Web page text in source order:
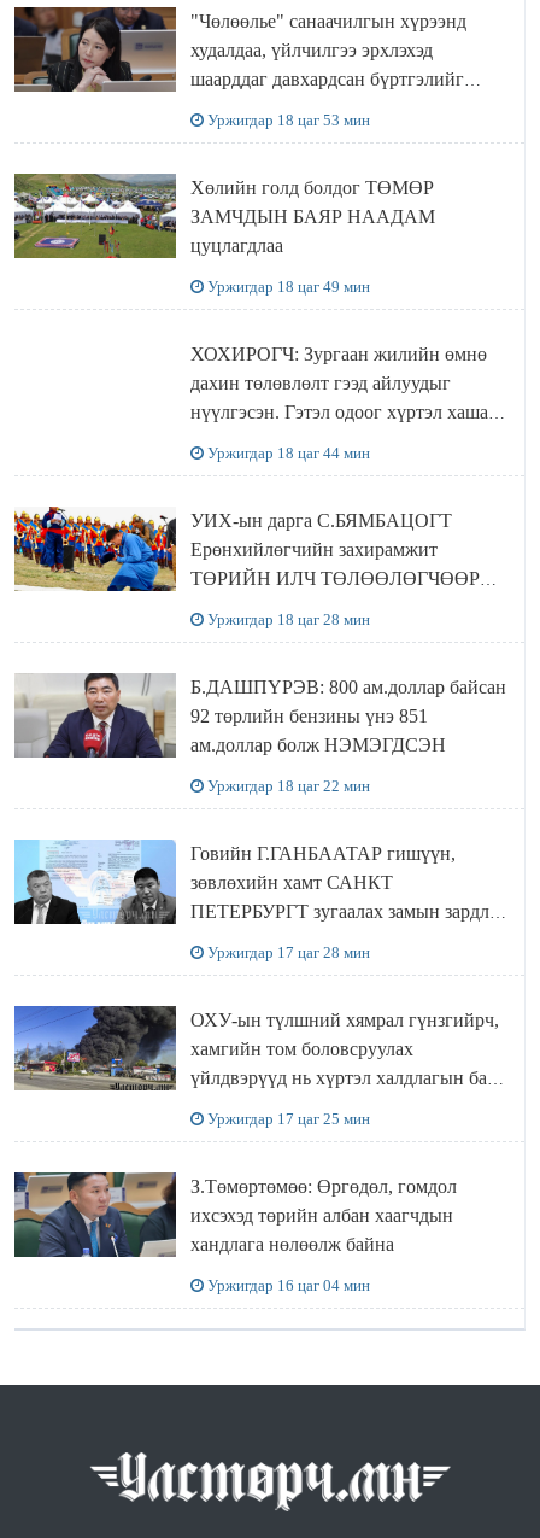
"Чөлөөлье" санаачилгын хүрээнд
худалдаа, үйлчилгээ эрхлэхэд
шаарддаг давхардсан бүртгэлийг
Уржигдар 18 цаг 53 мин
Хөлийн голд болдог ТӨМӨР
ЗАМЧДЫН БАЯР НААДАМ
цуцлагдлаа
Уржигдар 18 цаг 49 мин
ХОХИРОГЧ: Зургаан жилийн өмнө
дахин төлөвлөлт гээд айлуудыг
нүүлгэсэн. Гэтэл одоог хүртэл хашаа
Уржигдар 18 цаг 44 мин
УИХ-ын дарга С.БЯМБАЦОГТ
Ерөнхийлөгчийн захирамжит
ТӨРИЙН ИЛЧ ТӨЛӨӨЛӨГЧӨӨР
Уржигдар 18 цаг 28 мин
Б.ДАШПҮРЭВ: 800 ам.доллар байсан
92 төрлийн бензины үнэ 851
ам.доллар болж НЭМЭГДСЭН
Уржигдар 18 цаг 22 мин
Говийн Г.ГАНБААТАР гишүүн,
зөвлөхийн хамт САНКТ
ПЕТЕРБУРГТ зугаалах замын зардлаа
Уржигдар 17 цаг 28 мин
ОХУ-ын түлшний хямрал гүнзгийрч,
хамгийн том боловсруулах
үйлдвэрүүд нь хүртэл халдлагын бай
Уржигдар 17 цаг 25 мин
З.Төмөртөмөө: Өргөдөл, гомдол
ихсэхэд төрийн албан хаагчдын
хандлага нөлөөлж байна
Уржигдар 16 цаг 04 мин